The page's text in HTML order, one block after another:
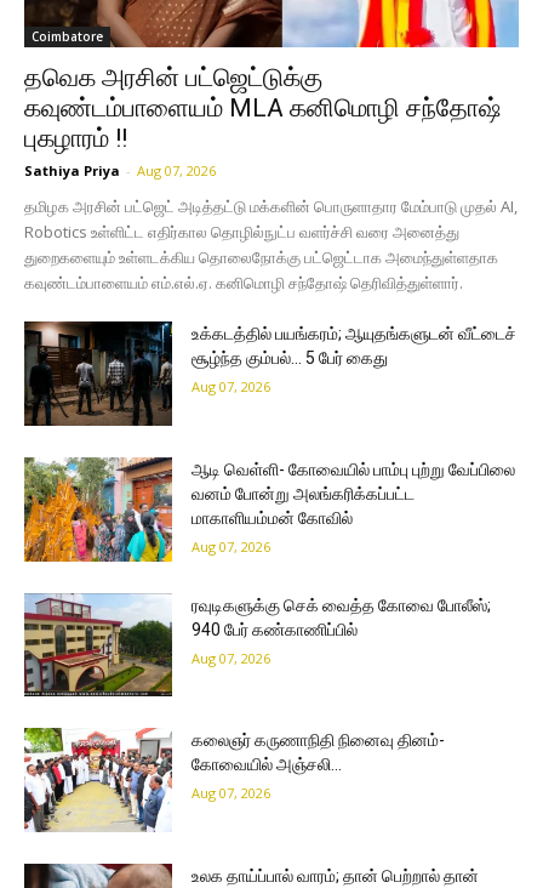
Coimbatore
தவெக அரசின் பட்ஜெட்டுக்கு
கவுண்டம்பாளையம் MLA கனிமொழி சந்தோஷ்
புகழாரம் !!
Sathiya Priya - Aug 07, 2026
தமிழக அரசின் பட்ஜெட் அடித்தட்டு மக்களின் பொருளாதார மேம்பாடு முதல் AI,
Robotics உள்ளிட்ட எதிர்கால தொழில்நுட்ப வளர்ச்சி வரை அனைத்து
துறைகளையும் உள்ளடக்கிய தொலைநோக்கு பட்ஜெட்டாக அமைந்துள்ளதாக
கவுண்டம்பாளையம் எம்.எல்.ஏ. கனிமொழி சந்தோஷ் தெரிவித்துள்ளார்.
உக்கடத்தில் பயங்கரம்; ஆயுதங்களுடன் வீட்டைச்
சூழ்ந்த கும்பல்… 5 பேர் கைது
Aug 07, 2026
ஆடி வெள்ளி- கோவையில் பாம்பு புற்று வேப்பிலை
வனம் போன்று அலங்கரிக்கப்பட்ட
மாகாளியம்மன் கோவில்
Aug 07, 2026
ரவுடிகளுக்கு செக் வைத்த கோவை போலீஸ்;
940 பேர் கண்காணிப்பில்
Aug 07, 2026
கலைஞர் கருணாநிதி நினைவு தினம்-
கோவையில் அஞ்சலி…
Aug 07, 2026
உலக தாய்ப்பால் வாரம்; தான் பெற்றால் தான்